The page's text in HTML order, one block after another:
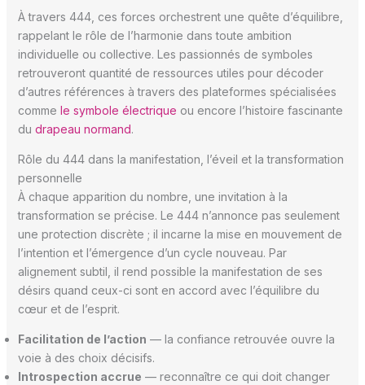
À travers 444, ces forces orchestrent une quête d’équilibre,
rappelant le rôle de l’harmonie dans toute ambition
individuelle ou collective. Les passionnés de symboles
retrouveront quantité de ressources utiles pour décoder
d’autres références à travers des plateformes spécialisées
comme le symbole électrique ou encore l’histoire fascinante
du drapeau normand.
Rôle du 444 dans la manifestation, l’éveil et la transformation
personnelle
À chaque apparition du nombre, une invitation à la
transformation se précise. Le 444 n’annonce pas seulement
une protection discrète ; il incarne la mise en mouvement de
l’intention et l’émergence d’un cycle nouveau. Par
alignement subtil, il rend possible la manifestation de ses
désirs quand ceux-ci sont en accord avec l’équilibre du
cœur et de l’esprit.
Facilitation de l’action — la confiance retrouvée ouvre la
voie à des choix décisifs.
Introspection accrue — reconnaître ce qui doit changer